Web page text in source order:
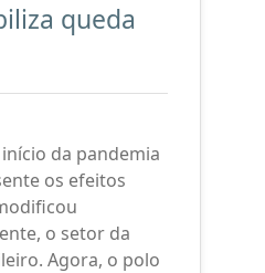
queda
da pandemia
os efeitos
o setor da
Agora, o polo